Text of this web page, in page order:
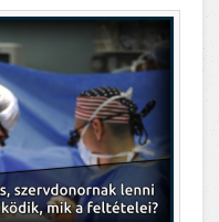
racionalizálásával, és